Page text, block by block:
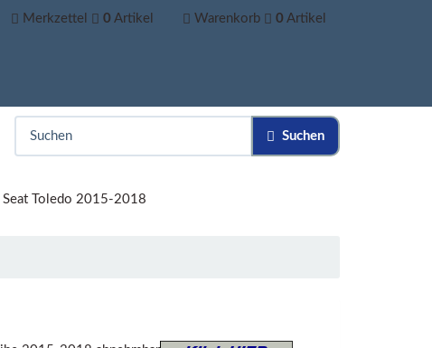
Merkzettel 0 Artikel Warenkorb 0 Artikel
Suchen
Seat Toledo 2015-2018